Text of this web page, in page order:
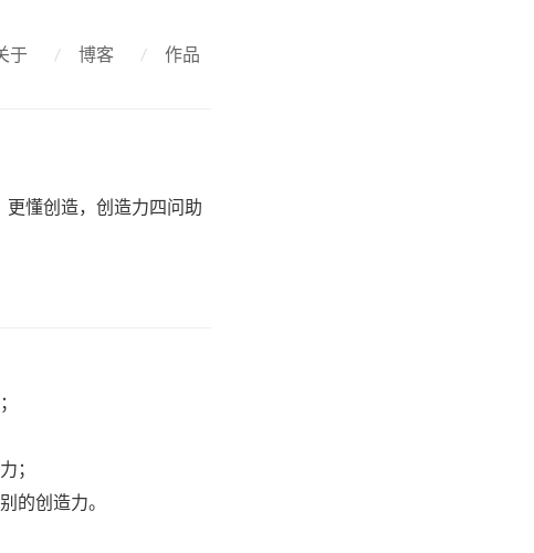
于 / 博客 / 作品
更懂创造，创造力四问助
；
的创造力。